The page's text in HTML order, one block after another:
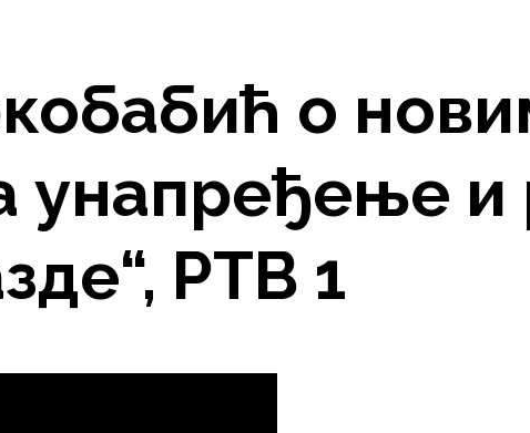
о
унапређење и
РТВ 1